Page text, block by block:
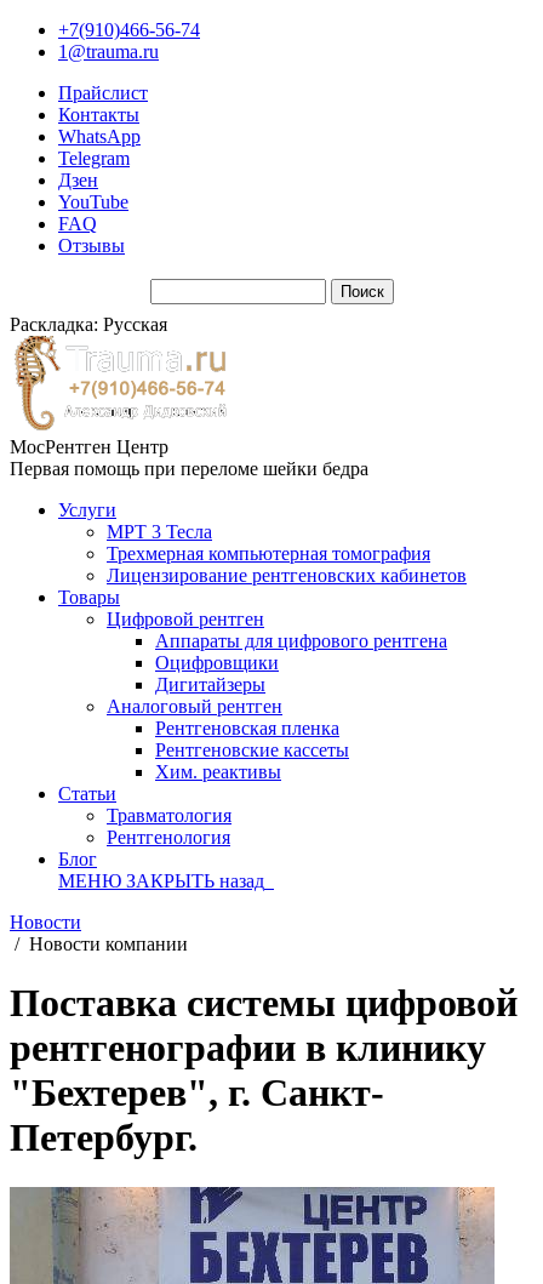
+7(910)466-56-74
1@trauma.ru
Прайслист
Контакты
WhatsApp
Telegram
Дзен
YouTube
FAQ
Отзывы
Раскладка: Русская
МосРентген Центр
Первая помощь при переломе шейки бедра
Услуги
МРТ 3 Тесла
Трехмерная компьютерная томография
Лицензирование рентгеновских кабинетов
Товары
Цифровой рентген
Аппараты для цифрового рентгена
Оцифровщики
Дигитайзеры
Аналоговый рентген
Рентгеновская пленка
Рентгеновские кассеты
Хим. реактивы
Статьи
Травматология
Рентгенология
Блог
МЕНЮ ЗАКРЫТЬ назад
Новости
/ Новости компании
Поставка системы цифровой
рентгенографии в клинику
"Бехтерев", г. Санкт-
Петербург.